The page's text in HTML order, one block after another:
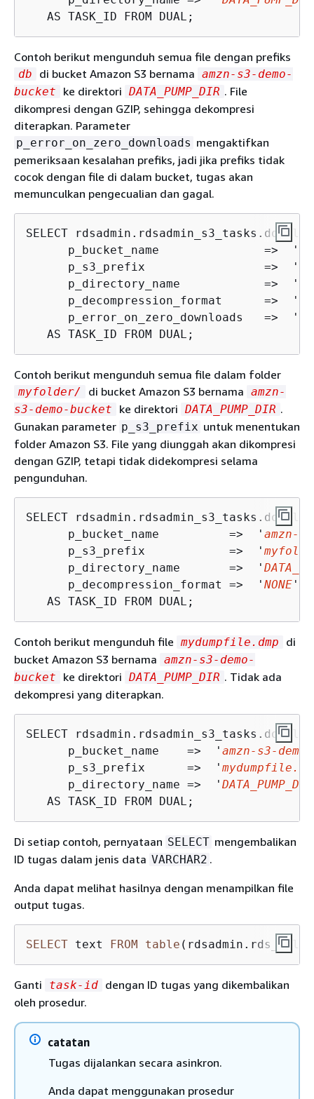
   AS TASK_ID FROM DUAL;
Contoh berikut mengunduh semua file dengan prefiks
db di bucket Amazon S3 bernama amzn-s3-demo-
bucket
ke direktori DATA_PUMP_DIR . File
dikompresi dengan GZIP, sehingga dekompresi
diterapkan. Parameter
p_error_on_zero_downloads mengaktifkan
pemeriksaan kesalahan prefiks, jadi jika prefiks tidak
cocok dengan file di dalam bucket, tugas akan
memunculkan pengecualian dan gagal.
SELECT
      p_bucket_name               =>  '
      p_s3_prefix                 =>  '
      p_directory_name            =>  '
      p_decompression_format      =>  '
      p_error_on_zero_downloads   =>  '
   AS TASK_ID FROM DUAL;
Contoh berikut mengunduh semua file dalam folder
myfolder/ di bucket Amazon S3 bernama amzn-
s3-demo-bucket
ke direktori DATA_PUMP_DIR .
Gunakan parameter p_s3_prefix untuk menentukan
folder Amazon S3. File yang diunggah akan dikompresi
dengan GZIP, tetapi tidak didekompresi selama
pengunduhan.
SELECT
      p_bucket_name          =>  '
amzn-
      p_s3_prefix            =>  '
      p_directory_name       =>  '
      p_decompression_format =>  '
NONE ')
   AS TASK_ID FROM DUAL;
Contoh berikut mengunduh file mydumpfile.dmp
di
bucket Amazon S3 bernama amzn-s3-demo-
bucket
ke direktori DATA_PUMP_DIR . Tidak ada
dekompresi yang diterapkan.
SELECT
      p_bucket_name    =>  '
amzn-s3-
      p_s3_prefix      =>  '
      p_directory_name =>  '
DATA_PUMP_DIR
   AS TASK_ID FROM DUAL;
Di setiap contoh, pernyataan SELECT mengembalikan
ID tugas dalam jenis data VARCHAR2 .
Anda dapat melihat hasilnya dengan menampilkan file
output tugas.
SELECT text FROM table
Ganti task-id dengan ID tugas yang dikembalikan
oleh prosedur.
catatan
Tugas dijalankan secara asinkron.
Anda dapat menggunakan prosedur